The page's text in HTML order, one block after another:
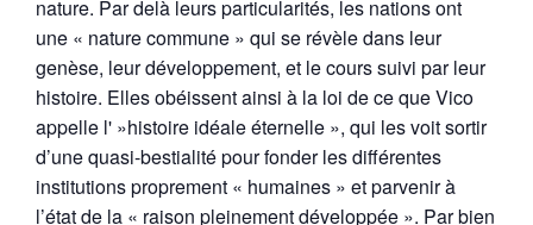
nature. Par delà leurs particularités, les nations ont
une « nature commune » qui se révèle dans leur
genèse, leur développement, et le cours suivi par leur
histoire. Elles obéissent ainsi à la loi de ce que Vico
appelle l' »histoire idéale éternelle », qui les voit sortir
d’une quasi-bestialité pour fonder les différentes
institutions proprement « humaines » et parvenir à
l’état de la « raison pleinement développée ». Par bien